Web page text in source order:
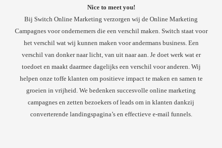
Nice to meet you!
Bij Switch Online Marketing verzorgen wij de Online Marketing
Campagnes voor ondernemers die een verschil maken. Switch staat voor
het verschil wat wij kunnen maken voor andermans business. Een
verschil van donker naar licht, van uit naar aan. Je doet werk wat er
toedoet en maakt daarmee dagelijks een verschil voor anderen. Wij
helpen onze toffe klanten om positieve impact te maken en samen te
groeien in vrijheid. We bedenken succesvolle online marketing
campagnes en zetten bezoekers of leads om in klanten dankzij
converterende landingspagina’s en effectieve e-mail funnels.